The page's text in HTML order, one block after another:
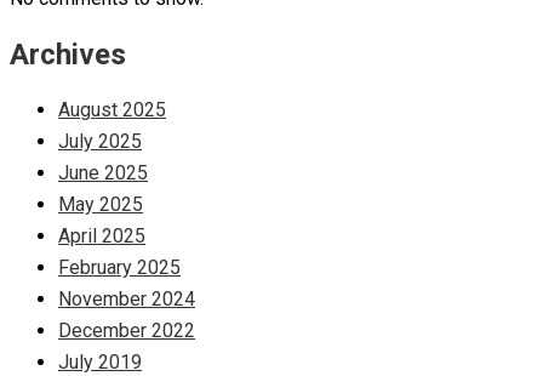
Archives
August 2025
July 2025
June 2025
May 2025
April 2025
February 2025
November 2024
December 2022
July 2019